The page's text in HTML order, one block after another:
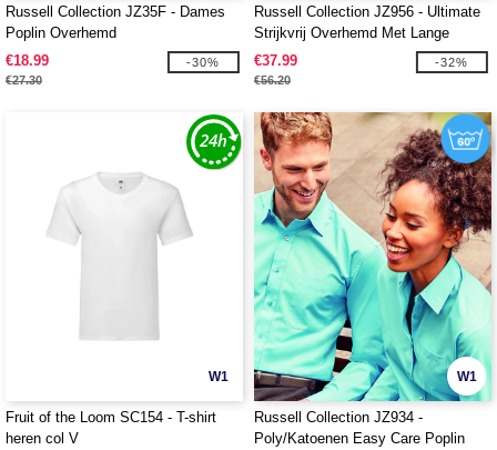
Russell Collection JZ35F - Dames
Poplin Overhemd
€18.99
€27.30
-30%
Russell Collection JZ956 - Ultimate
Strijkvrij Overhemd Met Lange
Mouwen
€37.99
€56.20
-32%
W1
Fruit of the Loom SC154 - T-shirt
heren col V
W1
Russell Collection JZ934 -
Poly/Katoenen Easy Care Poplin